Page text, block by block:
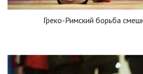
Греко-Римский борьба